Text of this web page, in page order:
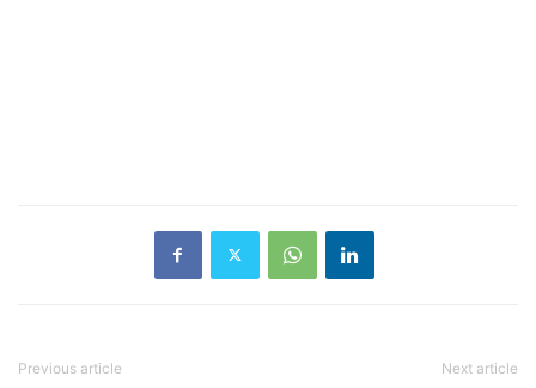
Previous article Next article